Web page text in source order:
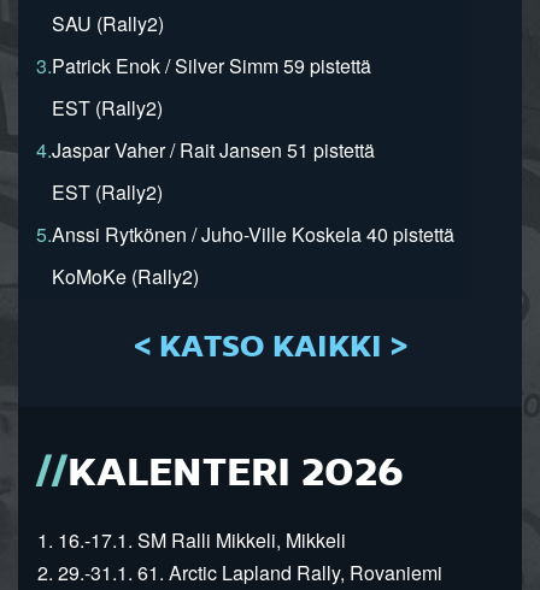
SAU (Rally2)
3.Patrick Enok / Silver Simm 59 pistettä
EST (Rally2)
4.Jaspar Vaher / Rait Jansen 51 pistettä
EST (Rally2)
5.Anssi Rytkönen / Juho-Ville Koskela 40 pistettä
KoMoKe (Rally2)
< KATSO KAIKKI >
KALENTERI 2026
1. 16.-17.1. SM Ralli Mikkeli, Mikkeli
2. 29.-31.1. 61. Arctic Lapland Rally, Rovaniemi